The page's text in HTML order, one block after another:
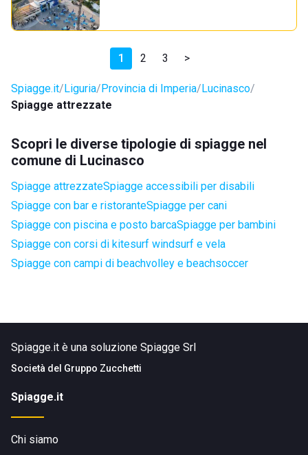
1 2 3 >
Spiagge.it Liguria Provincia di Imperia Lucinasco
Spiagge attrezzate
Scopri le diverse tipologie di spiagge nel
comune di Lucinasco
Spiagge attrezzateSpiagge accessibili per disabili
Spiagge con bar e ristoranteSpiagge per cani
Spiagge con piscina e posto barcaSpiagge per bambini
Spiagge con corsi di kitesurf windsurf e vela
Spiagge con campi di beachvolley e beachsoccer
Spiagge.it è una soluzione Spiagge Srl
Società del Gruppo Zucchetti
Spiagge.it
Chi siamo